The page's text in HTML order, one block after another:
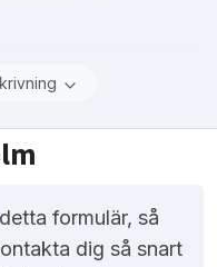
formulär, så
dig så snart